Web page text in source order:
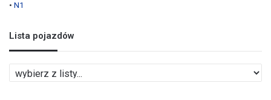
• N1
Lista pojazdów
i